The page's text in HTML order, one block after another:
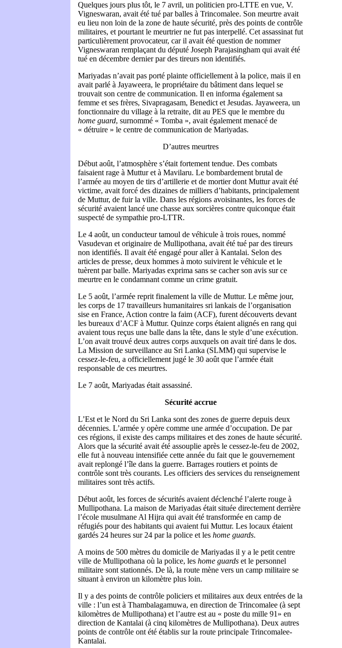
Quelques jours plus tôt, le 7 avril, un politicien pro-LTTE en vue, V.
Vigneswaran, avait été tué par balles à Trincomalee. Son meurtre avait
eu lieu non loin de la zone de haute sécurité, près des points de contrôle
militaires, et pourtant le meurtrier ne fut pas interpellé. Cet assassinat fut
particulièrement provocateur, car il avait été question de nommer
Vigneswaran remplaçant du député Joseph Parajasingham qui avait été
tué en décembre dernier par des tireurs non identifiés.
Mariyadas n’avait pas porté plainte officiellement à la police, mais il en
avait parlé à Jayaweera, le propriétaire du bâtiment dans lequel se
trouvait son centre de communication. Il en informa également sa
femme et ses frères, Sivapragasam, Benedict et Jesudas. Jayaweera, un
fonctionnaire du village à la retraite, dit au PES que le membre du
home guard, surnommé « Tomba », avait également menacé de
« détruire » le centre de communication de Mariyadas.
D’autres meurtres
Début août, l’atmosphère s’était fortement tendue. Des combats
faisaient rage à Muttur et à Mavilaru. Le bombardement brutal de
l’armée au moyen de tirs d’artillerie et de mortier dont Muttur avait été
victime, avait forcé des dizaines de milliers d’habitants, principalement
de Muttur, de fuir la ville. Dans les régions avoisinantes, les forces de
sécurité avaient lancé une chasse aux sorcières contre quiconque était
suspecté de sympathie pro-LTTR.
Le 4 août, un conducteur tamoul de véhicule à trois roues, nommé
Vasudevan et originaire de Mullipothana, avait été tué par des tireurs
non identifiés. Il avait été engagé pour aller à Kantalai. Selon des
articles de presse, deux hommes à moto suivirent le véhicule et le
tuèrent par balle. Mariyadas exprima sans se cacher son avis sur ce
meurtre en le condamnant comme un crime gratuit.
Le 5 août, l’armée reprit finalement la ville de Muttur. Le même jour,
les corps de 17 travailleurs humanitaires sri lankais de l’organisation
sise en France, Action contre la faim (ACF), furent découverts devant
les bureaux d’ACF à Muttur. Quinze corps étaient alignés en rang qui
avaient tous reçus une balle dans la tête, dans le style d’une exécution.
L’on avait trouvé deux autres corps auxquels on avait tiré dans le dos.
La Mission de surveillance au Sri Lanka (SLMM) qui supervise le
cessez-le-feu, a officiellement jugé le 30 août que l’armée était
responsable de ces meurtres.
Le 7 août, Mariyadas était assassiné.
Sécurité accrue
L’Est et le Nord du Sri Lanka sont des zones de guerre depuis deux
décennies. L’armée y opère comme une armée d’occupation. De par
ces régions, il existe des camps militaires et des zones de haute sécurité.
Alors que la sécurité avait été assouplie après le cessez-le-feu de 2002,
elle fut à nouveau intensifiée cette année du fait que le gouvernement
avait replongé l’île dans la guerre. Barrages routiers et points de
contrôle sont très courants. Les officiers des services du renseignement
militaires sont très actifs.
Début août, les forces de sécurités avaient déclenché l’alerte rouge à
Mullipothana. La maison de Mariyadas était située directement derrière
l’école musulmane Al Hijra qui avait été transformée en camp de
réfugiés pour des habitants qui avaient fui Muttur. Les locaux étaient
gardés 24 heures sur 24 par la police et les home guards.
A moins de 500 mètres du domicile de Mariyadas il y a le petit centre
ville de Mullipothana où la police, les home guards et le personnel
militaire sont stationnés. De là, la route mène vers un camp militaire se
situant à environ un kilomètre plus loin.
Il y a des points de contrôle policiers et militaires aux deux entrées de la
ville : l’un est à Thambalagamuwa, en direction de Trincomalee (à sept
kilomètres de Mullipothana) et l’autre est au « poste du mille 91» en
direction de Kantalai (à cinq kilomètres de Mullipothana). Deux autres
points de contrôle ont été établis sur la route principale Trincomalee-
Kantalai.